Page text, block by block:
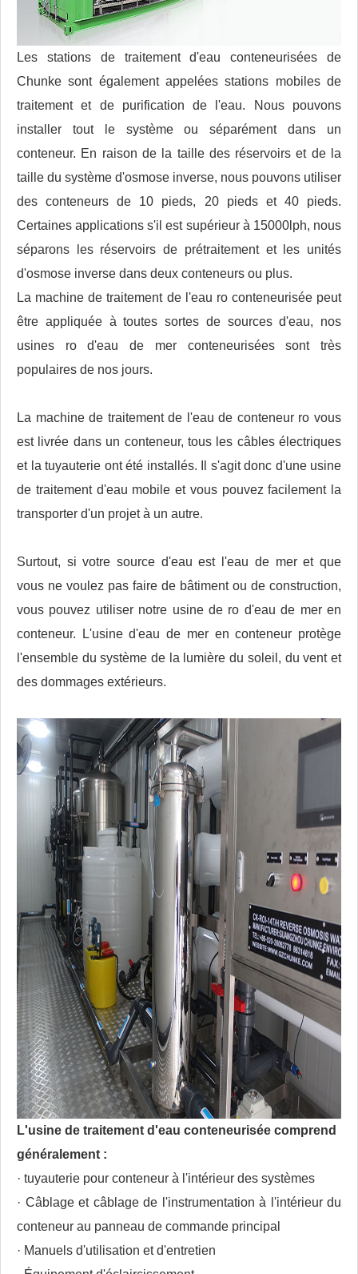
Les stations de traitement d'eau conteneurisées de
Chunke sont également appelées stations mobiles de
traitement et de purification de l'eau. Nous pouvons
installer tout le système ou séparément dans un
conteneur. En raison de la taille des réservoirs et de la
taille du système d'osmose inverse, nous pouvons utiliser
des conteneurs de 10 pieds, 20 pieds et 40 pieds.
Certaines applications s'il est supérieur à 15000lph, nous
séparons les réservoirs de prétraitement et les unités
d'osmose inverse dans deux conteneurs ou plus.
La machine de traitement de l'eau ro conteneurisée peut
être appliquée à toutes sortes de sources d'eau, nos
usines ro d'eau de mer conteneurisées sont très
populaires de nos jours.
La machine de traitement de l'eau de conteneur ro vous
est livrée dans un conteneur, tous les câbles électriques
et la tuyauterie ont été installés. Il s'agit donc d'une usine
de traitement d'eau mobile et vous pouvez facilement la
transporter d'un projet à un autre.
Surtout, si votre source d'eau est l'eau de mer et que
vous ne voulez pas faire de bâtiment ou de construction,
vous pouvez utiliser notre usine de ro d'eau de mer en
conteneur. L'usine d'eau de mer en conteneur protège
l'ensemble du système de la lumière du soleil, du vent et
des dommages extérieurs.
L'usine de traitement d'eau conteneurisée comprend
généralement :
· tuyauterie pour conteneur à l'intérieur des systèmes
· Câblage et câblage de l'instrumentation à l'intérieur du
conteneur au panneau de commande principal
· Manuels d'utilisation et d'entretien